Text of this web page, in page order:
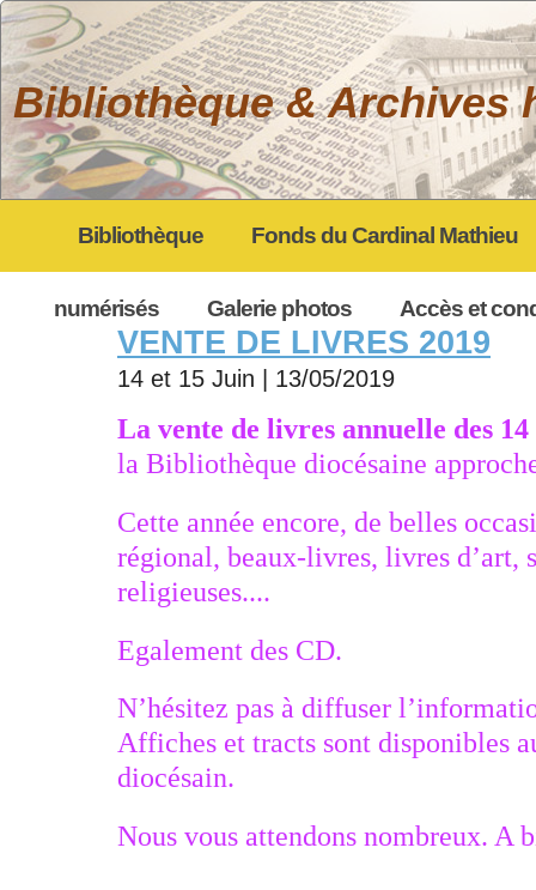
Bibliothèque & Archives
My gpEasy CMS
Bibliothèque Fonds du Cardinal Mathieu
numérisés Galerie photos Accès et
VENTE DE LIVRES 2019
14 et 15 Juin 13/05/2019
La vente de livres annuelle des
la Bibliothèque diocésaine
Cette année encore, de belles
régional, beaux-livres, livres d’art,
religieuses....
Egalement des CD.
N’hésitez pas à diffuser
Affiches et tracts sont disponibles
diocésain.
Nous vous attendons nombreux. A